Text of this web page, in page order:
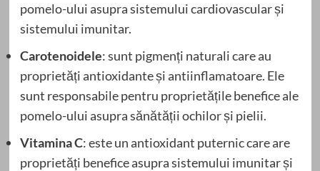
pomelo-ului asupra sistemului cardiovascular și
sistemului imunitar.
Carotenoidele: sunt pigmenți naturali care au
proprietăți antioxidante și antiinflamatoare. Ele
sunt responsabile pentru proprietățile benefice ale
pomelo-ului asupra sănătății ochilor și pielii.
Vitamina C: este un antioxidant puternic care are
proprietăți benefice asupra sistemului imunitar și